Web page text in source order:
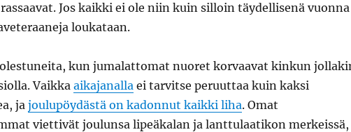
Jos kaikki ei ole niin kuin silloin täydellisenä vuonna
loukataan.
kun jumalattomat nuoret korvaavat kinkun
Vaikka aikajanallaei tarvitse peruuttaa kuin kaksi
ja joulupöydästä on kadonnut kaikki liha. Omat
viettivät joulunsa lipeäkalan ja lanttulaatikon merkeissä,